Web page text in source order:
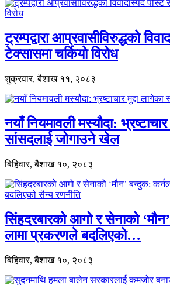
ट्रम्पद्वारा आप्रवासीविरुद्धको
टेक्सासमा चर्कियो विरोध
शुक्रवार, बैशाख ११, २०८३
नयाँ नियमावली मस्यौदा: भ्रष्टाचार
सांसदलाई जोगाउने खेल
बिहिवार, बैशाख १०, २०८३
सिंहदरबारको आगो र सेनाको
लामा प्रकरणले बदलिएको…
बिहिवार, बैशाख १०, २०८३